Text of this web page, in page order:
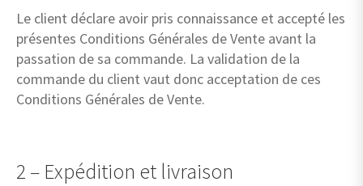
Le client déclare avoir pris connaissance et accepté les
présentes Conditions Générales de Vente avant la
passation de sa commande. La validation de la
commande du client vaut donc acceptation de ces
Conditions Générales de Vente.
2 – Expédition et livraison